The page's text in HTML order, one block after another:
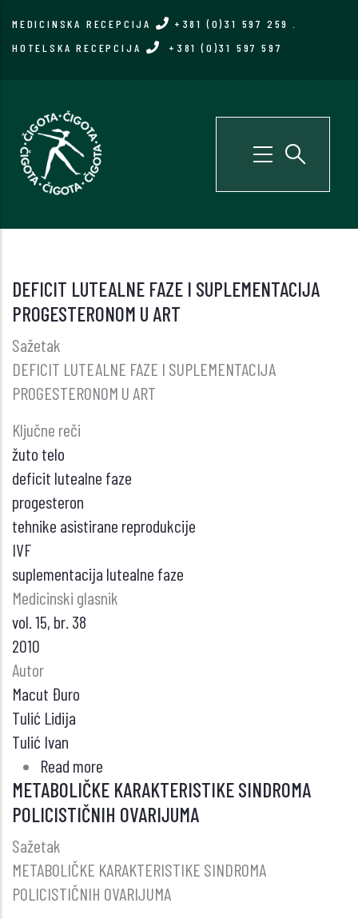
MEDICINSKA RECEPCIJA +381 (0)31 597 259
HOTELSKA RECEPCIJA
+381 (0)31 597 597
DEFICIT LUTEALNE FAZE I SUPLEMENTACIJA
PROGESTERONOM U ART
Sažetak
DEFICIT LUTEALNE FAZE I SUPLEMENTACIJA
PROGESTERONOM U ART
Ključne reči
žuto telo
deficit lutealne faze
progesteron
tehnike asistirane reprodukcije
IVF
suplementacija lutealne faze
Medicinski glasnik
vol. 15, br. 38
2010
Autor
Macut Đuro
Tulić Lidija
Tulić Ivan
Read more
DEFICIT
LUTEALNE
I
SUPLEMENTACIJA
METABOLIČKE KARAKTERISTIKE SINDROMA
POLICISTIČNIH OVARIJUMA
Sažetak
METABOLIČKE KARAKTERISTIKE SINDROMA
POLICISTIČNIH OVARIJUMA